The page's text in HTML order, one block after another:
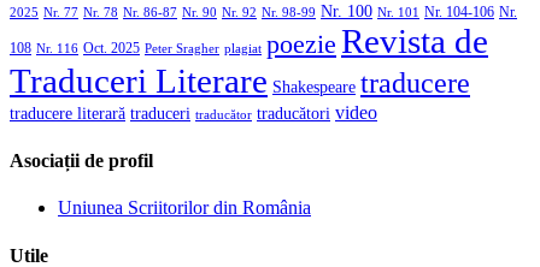
2025 Nr. 77 Nr. 78 Nr. 86-87 Nr. 90 Nr. 92 Nr. 98-99 Nr. 100 Nr. 101 Nr. 104-106 Nr.
108 Nr. 116 Oct. 2025 Peter Sragher plagiat poezie Revista de
Traduceri Literare Shakespeare traducere
traducere literară traduceri traducător traducători video
Asociații de profil
Uniunea Scriitorilor din România
Utile